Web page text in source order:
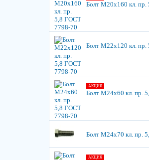
Болт М20х160 кл.
Болт М22х120 кл.
АКЦИЯ
Болт М24х60 кл. пр.
Болт М24х70 кл. пр.
АКЦИЯ